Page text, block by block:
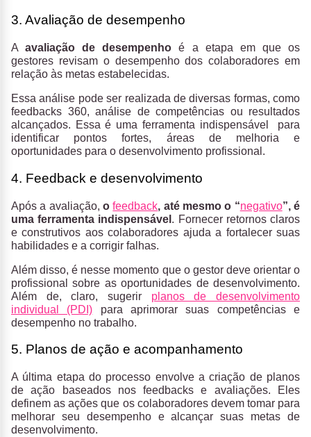
3. Avaliação de desempenho
Aavaliação de desempenho é a etapa em que os
gestores revisam o desempenho dos colaboradores em
relação às metas estabelecidas.
Essa análise pode ser realizada de diversas formas, como
feedbacks 360, análise de competências ou resultados
alcançados. Essa é uma ferramenta indispensável para
identificar pontos fortes, áreas de melhoria e
oportunidades para o desenvolvimento profissional.
4. Feedback e desenvolvimento
Após a avaliação, ofeedback, até mesmo o “negativo”, é
uma ferramenta indispensável . Fornecer retornos claros
e construtivos aos colaboradores ajuda a fortalecer suas
habilidades e a corrigir falhas.
Além disso, é nesse momento que o gestor deve orientar o
profissional sobre as oportunidades de desenvolvimento.
Além de, claro, sugerir planos de desenvolvimento
individual (PDI) para aprimorar suas competências e
desempenho no trabalho.
5. Planos de ação e acompanhamento
A última etapa do processo envolve a criação de planos
de ação baseados nos feedbacks e avaliações. Eles
definem as ações que os colaboradores devem tomar para
melhorar seu desempenho e alcançar suas metas de
desenvolvimento.